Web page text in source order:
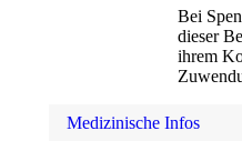
Bei
dieser
ihrem
Medizinische Infos